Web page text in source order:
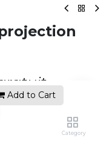
Add to Cart
Category